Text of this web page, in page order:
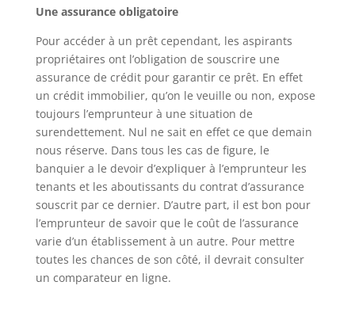
Une assurance obligatoire
Pour accéder à un prêt cependant, les aspirants
propriétaires ont l’obligation de souscrire une
assurance de crédit pour garantir ce prêt. En effet
un crédit immobilier, qu’on le veuille ou non, expose
toujours l’emprunteur à une situation de
surendettement. Nul ne sait en effet ce que demain
nous réserve. Dans tous les cas de figure, le
banquier a le devoir d’expliquer à l’emprunteur les
tenants et les aboutissants du contrat d’assurance
souscrit par ce dernier. D’autre part, il est bon pour
l’emprunteur de savoir que le coût de l’assurance
varie d’un établissement à un autre. Pour mettre
toutes les chances de son côté, il devrait consulter
un comparateur en ligne.